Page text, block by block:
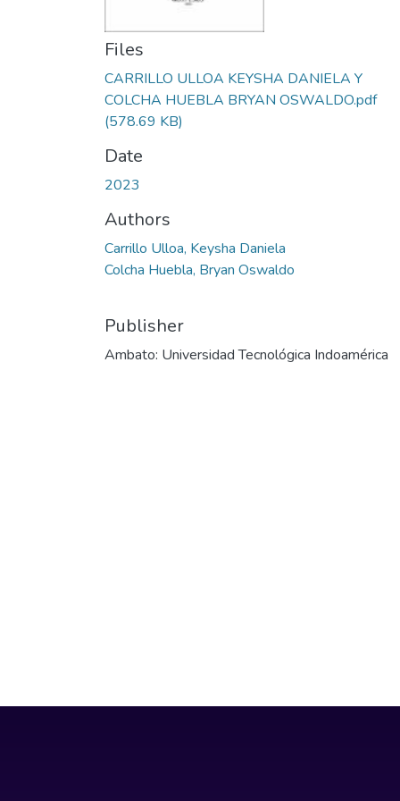
Files
CARRILLO ULLOA KEYSHA DANIELA Y
COLCHA HUEBLA BRYAN OSWALDO.pdf
(578.69 KB)
Date
2023
Authors
Carrillo Ulloa, Keysha Daniela
Colcha Huebla, Bryan Oswaldo
Publisher
Ambato: Universidad Tecnológica Indoamérica